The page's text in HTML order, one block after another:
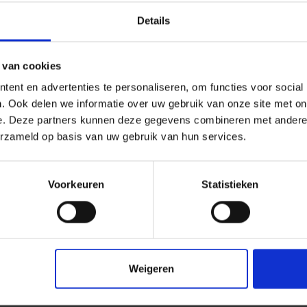
Details
cookies
en advertenties te personaliseren, om functies voor social
Ook delen we informatie over uw gebruik van onze site met
Deze partners kunnen deze gegevens combineren met
op basis van uw gebruik van hun services.
Voorkeuren Statistieken
Weigeren
Levertijd 10-15 werkdagen,
verzendtijd 5-7 werkdagen
speciale laag vliesweefsel BadAfdichtband van
verbinding van douchebakken en badkuipen aan
BadAfdicht-systeem kan een groot aantal veeleisende
douchebakken alsook badkuipen, eenvoudig
badkuip met de afdichting van het oppervlak